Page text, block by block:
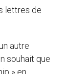
lettres de
autre
souhait que
» en